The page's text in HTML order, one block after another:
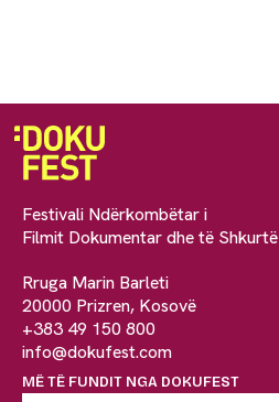
Festivali Ndërkombëtar i
Filmit Dokumentar dhe të Shkurtë
Rruga Marin Barleti
20000 Prizren, Kosovë
+383 49 150 800
info@dokufest.com
MË TË FUNDIT NGA DOKUFEST